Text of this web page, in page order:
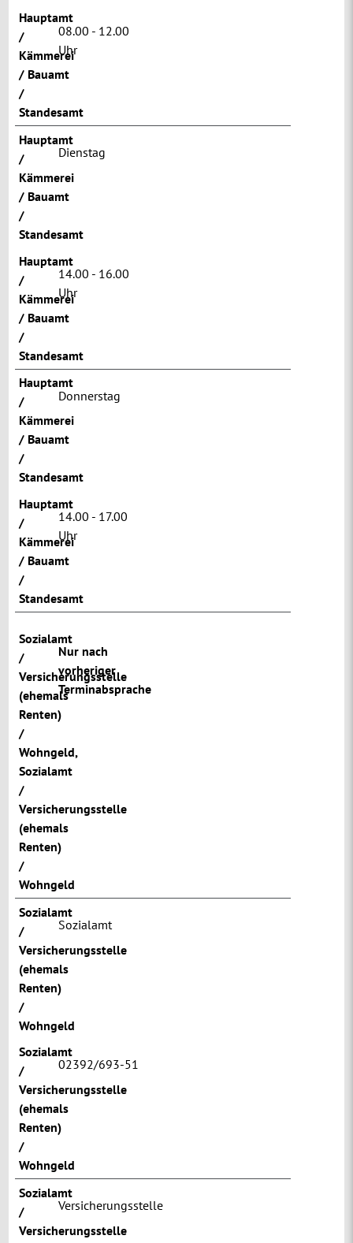
Hauptamt
/
Kämmerei
/ Bauamt
/
Standesamt
08.00 - 12.00
Uhr
Hauptamt
/
Kämmerei
/ Bauamt
/
Standesamt
Dienstag
Hauptamt
/
Kämmerei
/ Bauamt
/
Standesamt
14.00 - 16.00
Uhr
Hauptamt
/
Kämmerei
/ Bauamt
/
Standesamt
Donnerstag
Hauptamt
/
Kämmerei
/ Bauamt
/
Standesamt
14.00 - 17.00
Uhr
Sozialamt
/
Versicherungsstelle
(ehemals
Renten)
/
Wohngeld,
Sozialamt
/
Versicherungsstelle
(ehemals
Renten)
/
Wohngeld
Nur nach
vorheriger
Terminabsprache
Sozialamt
/
Versicherungsstelle
(ehemals
Renten)
/
Wohngeld
Sozialamt
Sozialamt
/
Versicherungsstelle
(ehemals
Renten)
/
Wohngeld
02392/693-51
Sozialamt
/
Versicherungsstelle
Versicherungsstelle